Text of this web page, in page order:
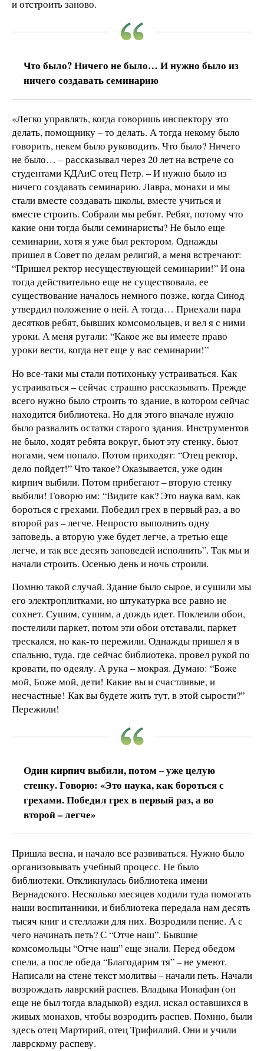
и отстроить заново.
Что было? Ничего не было… И нужно было из
ничего создавать семинарию
«Легко управлять, когда говоришь инспектору это
делать, помощнику – то делать. А тогда некому было
говорить, некем было руководить. Что было? Ничего
не было… – рассказывал через 20 лет на встрече со
студентами КДАиС отец Петр. – И нужно было из
ничего создавать семинарию. Лавра, монахи и мы
стали вместе создавать школы, вместе учиться и
вместе строить. Собрали мы ребят. Ребят, потому что
какие они тогда были семинаристы? Не было еще
семинарии, хотя я уже был ректором. Однажды
пришел в Совет по делам религий, а меня встречают:
“Пришел ректор несуществующей семинарии!” И она
тогда действительно еще не существовала, ее
существование началось немного позже, когда Синод
утвердил положение о ней. А тогда… Приехали пара
десятков ребят, бывших комсомольцев, и вел я с ними
уроки. А меня ругали: “Какое же вы имеете право
уроки вести, когда нет еще у вас семинарии!”
Но все-таки мы стали потихоньку устраиваться. Как
устраиваться – сейчас страшно рассказывать. Прежде
всего нужно было строить то здание, в котором сейчас
находится библиотека. Но для этого вначале нужно
было развалить остатки старого здания. Инструментов
не было, ходят ребята вокруг, бьют эту стенку, бьют
ногами, чем попало. Потом приходят: “Отец ректор,
дело пойдет!” Что такое? Оказывается, уже один
кирпич выбили. Потом прибегают – вторую стенку
выбили! Говорю им: “Видите как? Это наука вам, как
бороться с грехами. Победил грех в первый раз, а во
второй раз – легче. Непросто выполнить одну
заповедь, а вторую уже будет легче, а третью еще
легче, и так все десять заповедей исполнить”. Так мы и
начали строить. Осенью день и ночь строили.
Помню такой случай. Здание было сырое, и сушили мы
его электроплитками, но штукатурка все равно не
сохнет. Сушим, сушим, а дождь идет. Поклеили обои,
постелили паркет, потом эти обои отставали, паркет
трескался, но как-то пережили. Однажды пришел я в
спальню, туда, где сейчас библиотека, провел рукой по
кровати, по одеялу. А рука – мокрая. Думаю: “Боже
мой, Боже мой, дети! Какие вы и счастливые, и
несчастные! Как вы будете жить тут, в этой сырости?”
Пережили!
Один кирпич выбили, потом – уже целую
стенку. Говорю: «Это наука, как бороться с
грехами. Победил грех в первый раз, а во
второй – легче»
Пришла весна, и начало все развиваться. Нужно было
организовывать учебный процесс. Не было
библиотеки. Откликнулась библиотека имени
Вернадского. Несколько месяцев ходили туда помогать
наши воспитанники, и библиотека передала нам десять
тысяч книг и стеллажи для них. Возродили пение. А с
чего начинать петь? С “Отче наш”. Бывшие
комсомольцы “Отче наш” еще знали. Перед обедом
спели, а после обеда “Благодарим тя” – не умеют.
Написали на стене текст молитвы – начали петь. Начали
возрождать лаврский распев. Владыка Ионафан (он
еще не был тогда владыкой) ездил, искал оставшихся в
живых монахов, чтобы возродить распев. Помню, были
здесь отец Мартирий, отец Трифиллий. Они и учили
лаврскому распеву.